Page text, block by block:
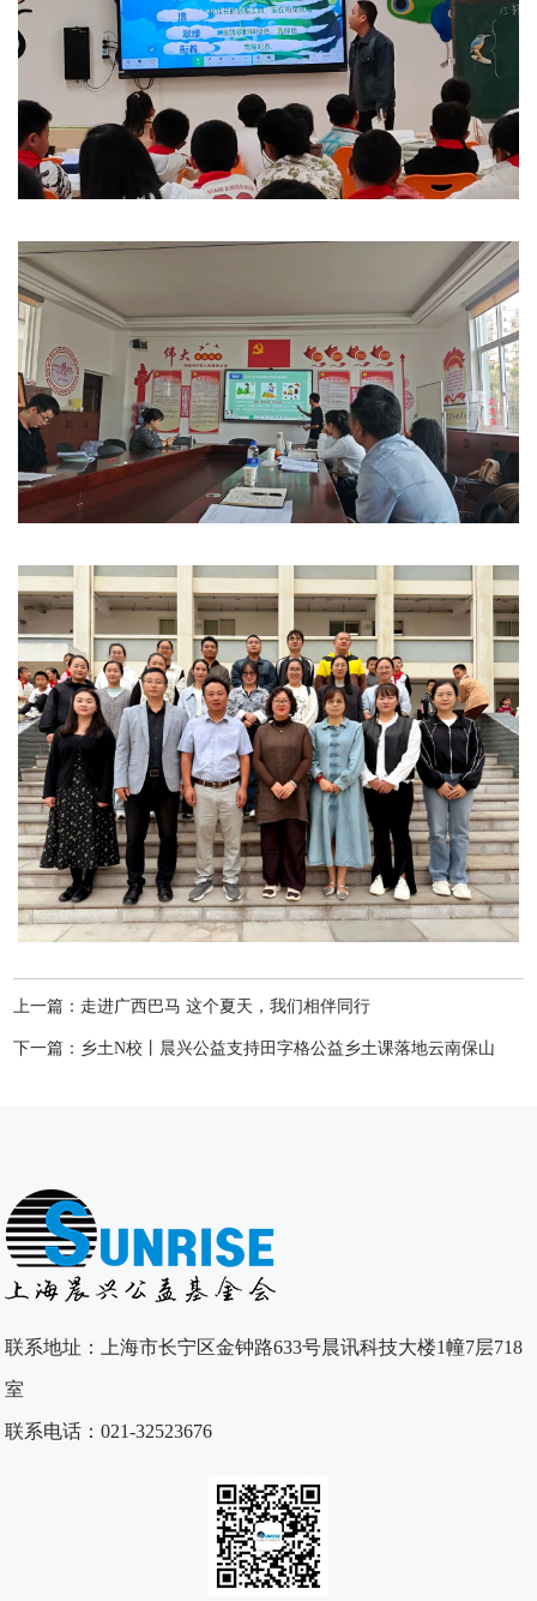
上一篇：走进广西巴马 这个夏天，我们相伴同行
下一篇：乡土N校丨晨兴公益支持田字格公益乡土课落地云南保山
联系地址：上海市长宁区金钟路633号晨讯科技大楼1幢7层718
室
联系电话：021-32523676